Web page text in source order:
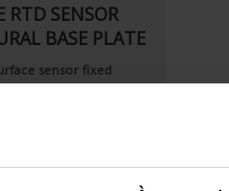
RTD SENSOR
BASE PLATE
sensor fixed